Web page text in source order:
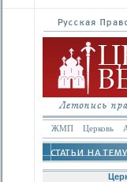
ЖМП Церковь